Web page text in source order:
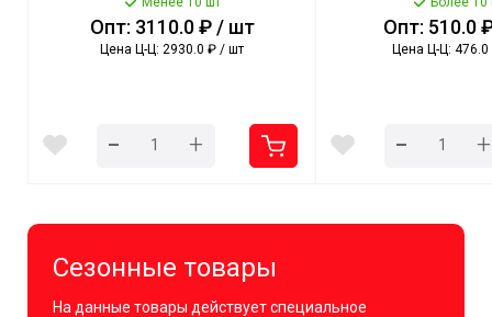
Опт: 3110.0 ₽ / шт
Цена Ц-Ц: 2930.0 ₽ / шт
- +
Опт: 510.0
Цена Ц-Ц:
- +
Сезонные товары
На данные товары действует специальное